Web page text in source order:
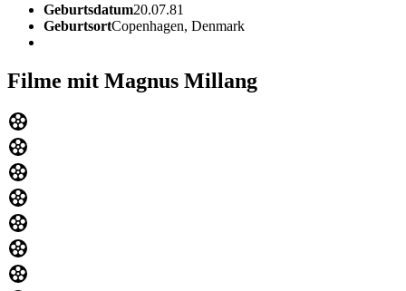
Geburtsdatum20.07.81
GeburtsortCopenhagen, Denmark
Filme mit Magnus Millang